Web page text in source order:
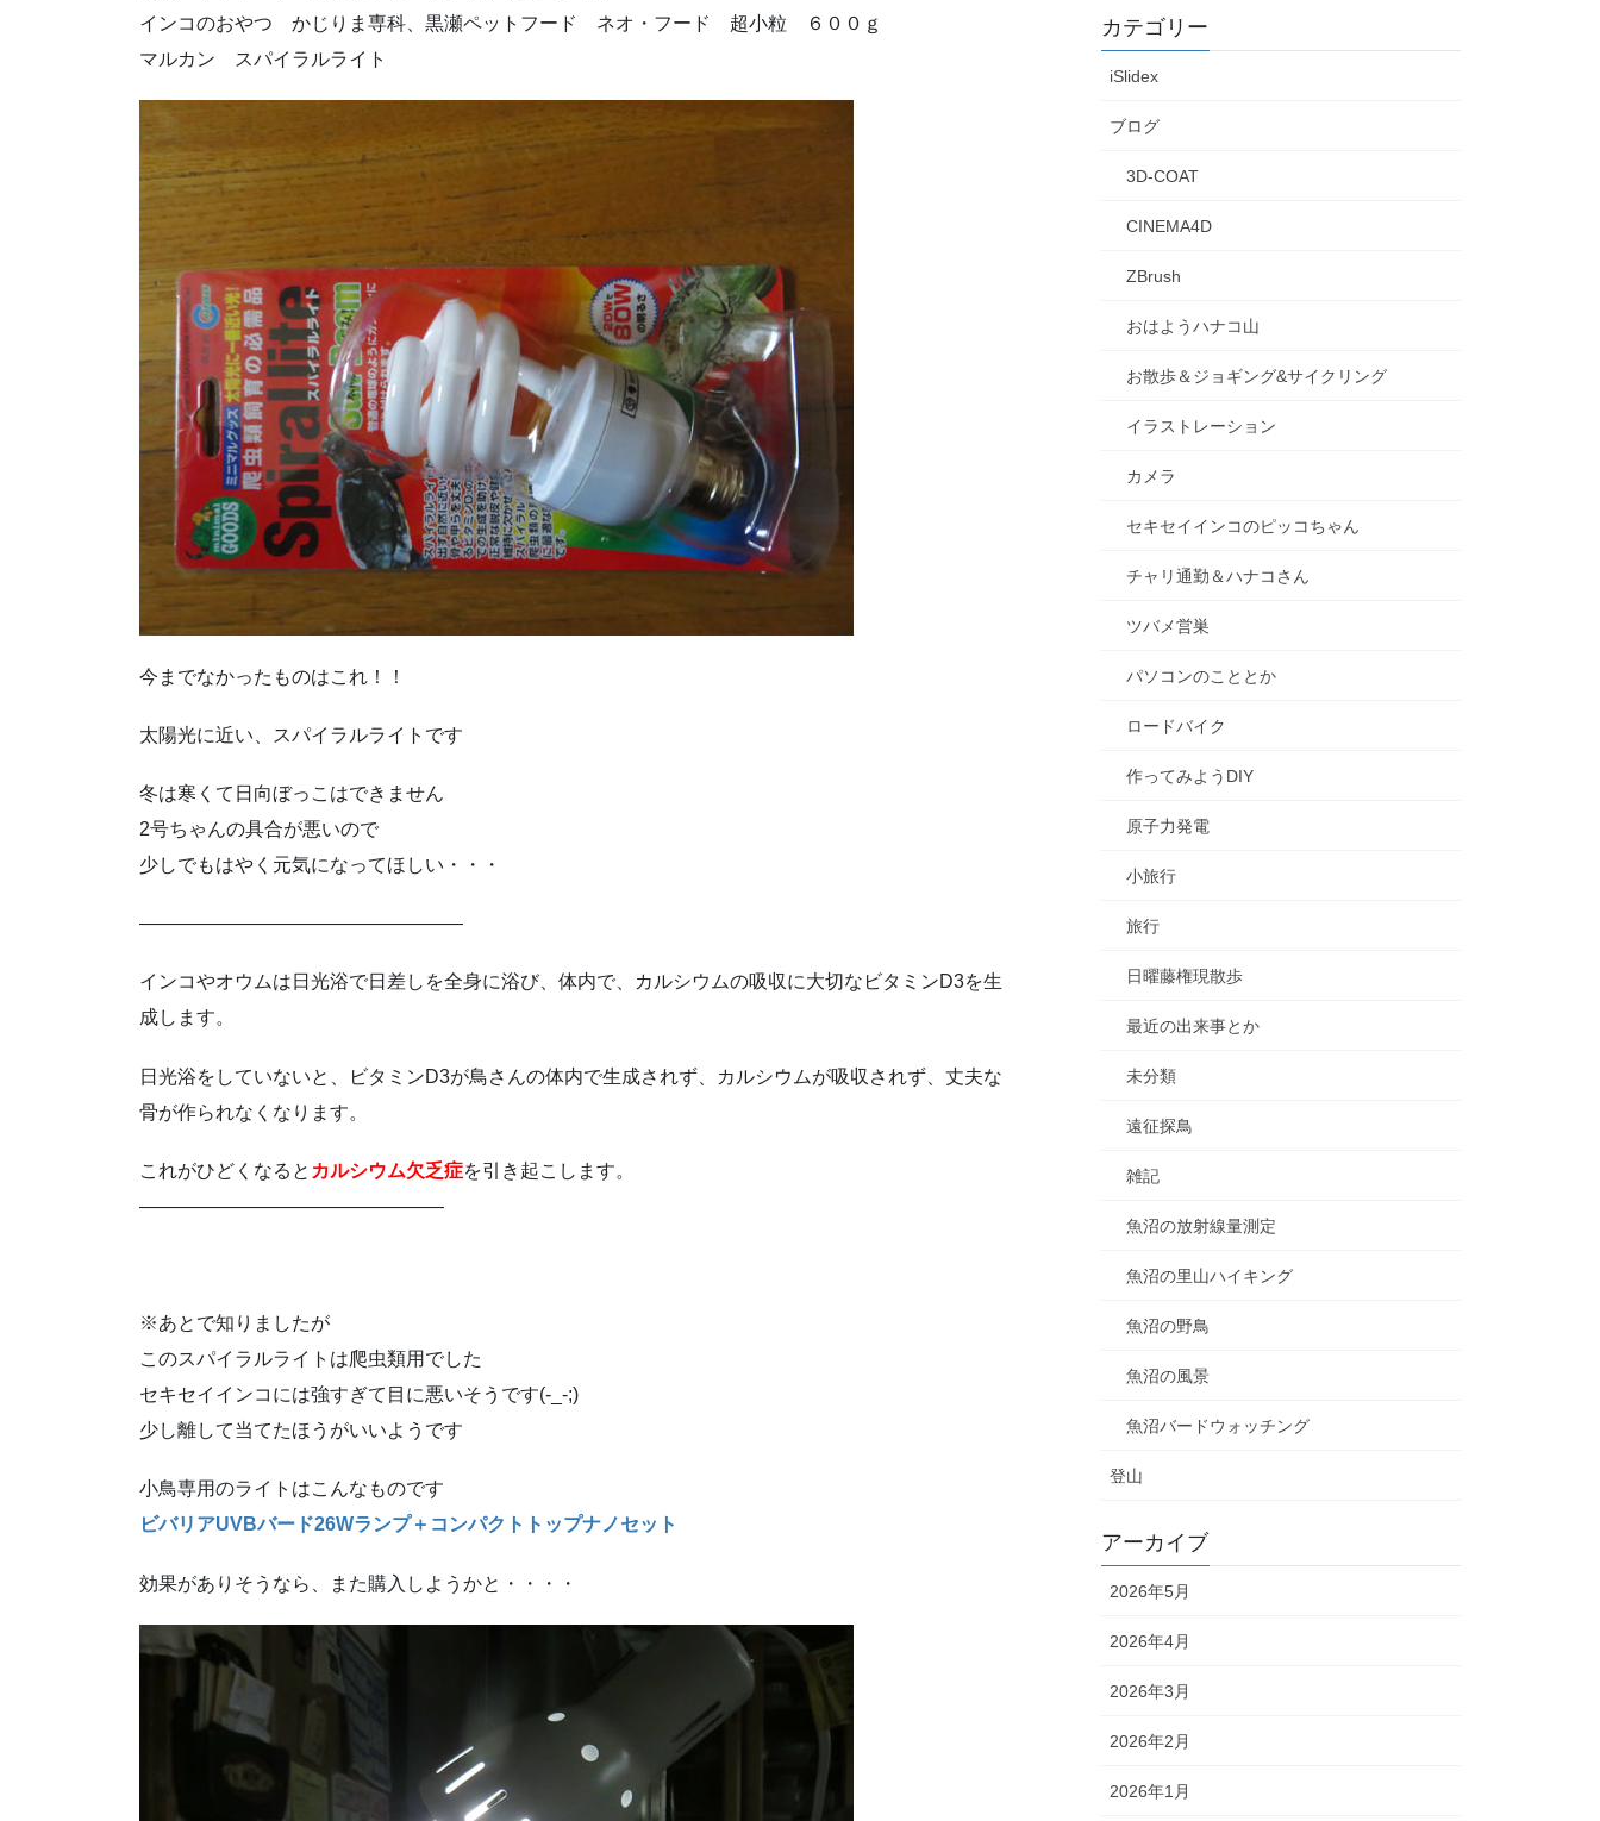
インコのおやつ かじりま専科、黒瀬ペットフード ネオ・フード 超小粒 ６００ｇ
マルカン スパイラルライト
今までなかったものはこれ！！
太陽光に近い、スパイラルライトです
冬は寒くて日向ぼっこはできません
2号ちゃんの具合が悪いので
少しでもはやく元気になってほしい・・・
—————————————————
インコやオウムは日光浴で日差しを全身に浴び、体内で、カルシウムの吸収に大切なビタミンD3を生
成します。
日光浴をしていないと、ビタミンD3が鳥さんの体内で生成されず、カルシウムが吸収されず、丈夫な
骨が作られなくなります。
これがひどくなると カルシウム欠乏症を引き起こします。
————————————————
※あとで知りましたが
このスパイラルライトは爬虫類用でした
セキセイインコには強すぎて目に悪いそうです(-_-;)
少し離して当てたほうがいいようです
小鳥専用のライトはこんなものです
ビバリアUVBバード26Wランプ＋コンパクトトップナノセット
効果がありそうなら、また購入しようかと・・・・
カテゴリー
iSlidex
ブログ
3D-COAT
CINEMA4D
ZBrush
おはようハナコ山
お散歩＆ジョギング&サイクリング
イラストレーション
カメラ
セキセイインコのピッコちゃん
チャリ通勤＆ハナコさん
ツバメ営巣
パソコンのこととか
ロードバイク
作ってみようDIY
原子力発電
小旅行
旅行
日曜藤権現散歩
最近の出来事とか
未分類
遠征探鳥
雑記
魚沼の放射線量測定
魚沼の里山ハイキング
魚沼の野鳥
魚沼の風景
魚沼バードウォッチング
登山
アーカイブ
2026年5月
2026年4月
2026年3月
2026年2月
2026年1月